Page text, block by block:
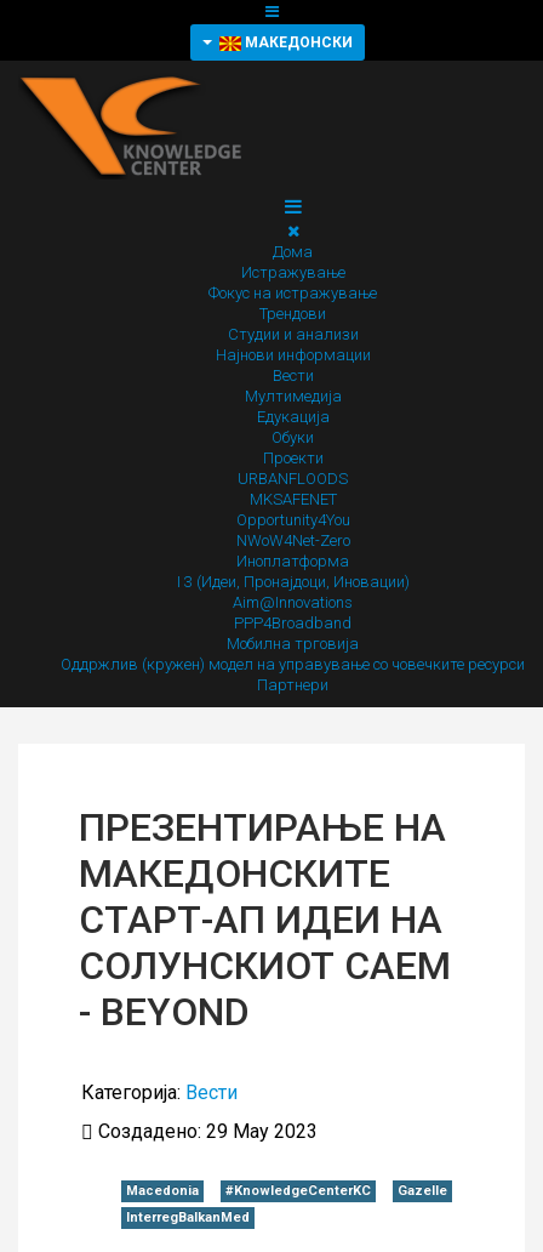
МАКЕДОНСКИ
Дома
Истражување
Фокус на истражување
Трендови
Студии и анализи
Најнови информации
Вести
Мултимедија
Едукација
Обуки
Проекти
URBANFLOODS
MKSAFENET
Opportunity4You
NWoW4Net-Zero
Иноплатформа
I 3 (Идеи, Пронајдоци, Иновации)
Aim@Innovations
PPP4Broadband
Мобилна трговија
Оддржлив (кружен) модел на управување со човечките ресурси
Партнери
ПРЕЗЕНТИРАЊЕ НА
МАКЕДОНСКИТЕ
СТАРТ-АП ИДЕИ НА
СОЛУНСКИОТ САЕМ
- BEYOND
Категорија: Вести
Создадено: 29 May 2023
Macedonia #KnowledgeCenterKC
Gazelle
InterregBalkanMed